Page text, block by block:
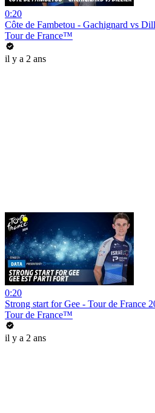
0:20
Côte de Fambetou - Gachignard vs
Tour de France™
il y a 2 ans
0:20
Strong start for Gee - Tour de France
Tour de France™
il y a 2 ans